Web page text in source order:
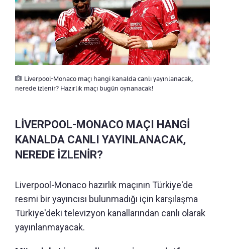
Liverpool-Monaco maçı hangi kanalda canlı yayınlanacak,
nerede izlenir? Hazırlık maçı bugün oynanacak!
LİVERPOOL-MONACO MAÇI HANGİ
KANALDA CANLI YAYINLANACAK,
NEREDE İZLENİR?
Liverpool-Monaco hazırlık maçının Türkiye'de
resmi bir yayıncısı bulunmadığı için karşılaşma
Türkiye'deki televizyon kanallarından canlı olarak
yayınlanmayacak.